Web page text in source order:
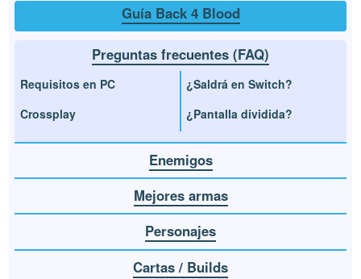
Guía Back 4 Blood
Preguntas frecuentes (FAQ)
Requisitos en PC
Crossplay
¿Saldrá en Switch?
¿Pantalla dividida?
Enemigos
Mejores armas
Personajes
Cartas / Builds